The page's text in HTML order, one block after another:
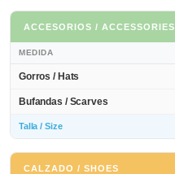
ACCESORIOS / ACCESSORIES
MEDIDA
Gorros / Hats
Bufandas / Scarves
Talla / Size
CALZADO / SHOES